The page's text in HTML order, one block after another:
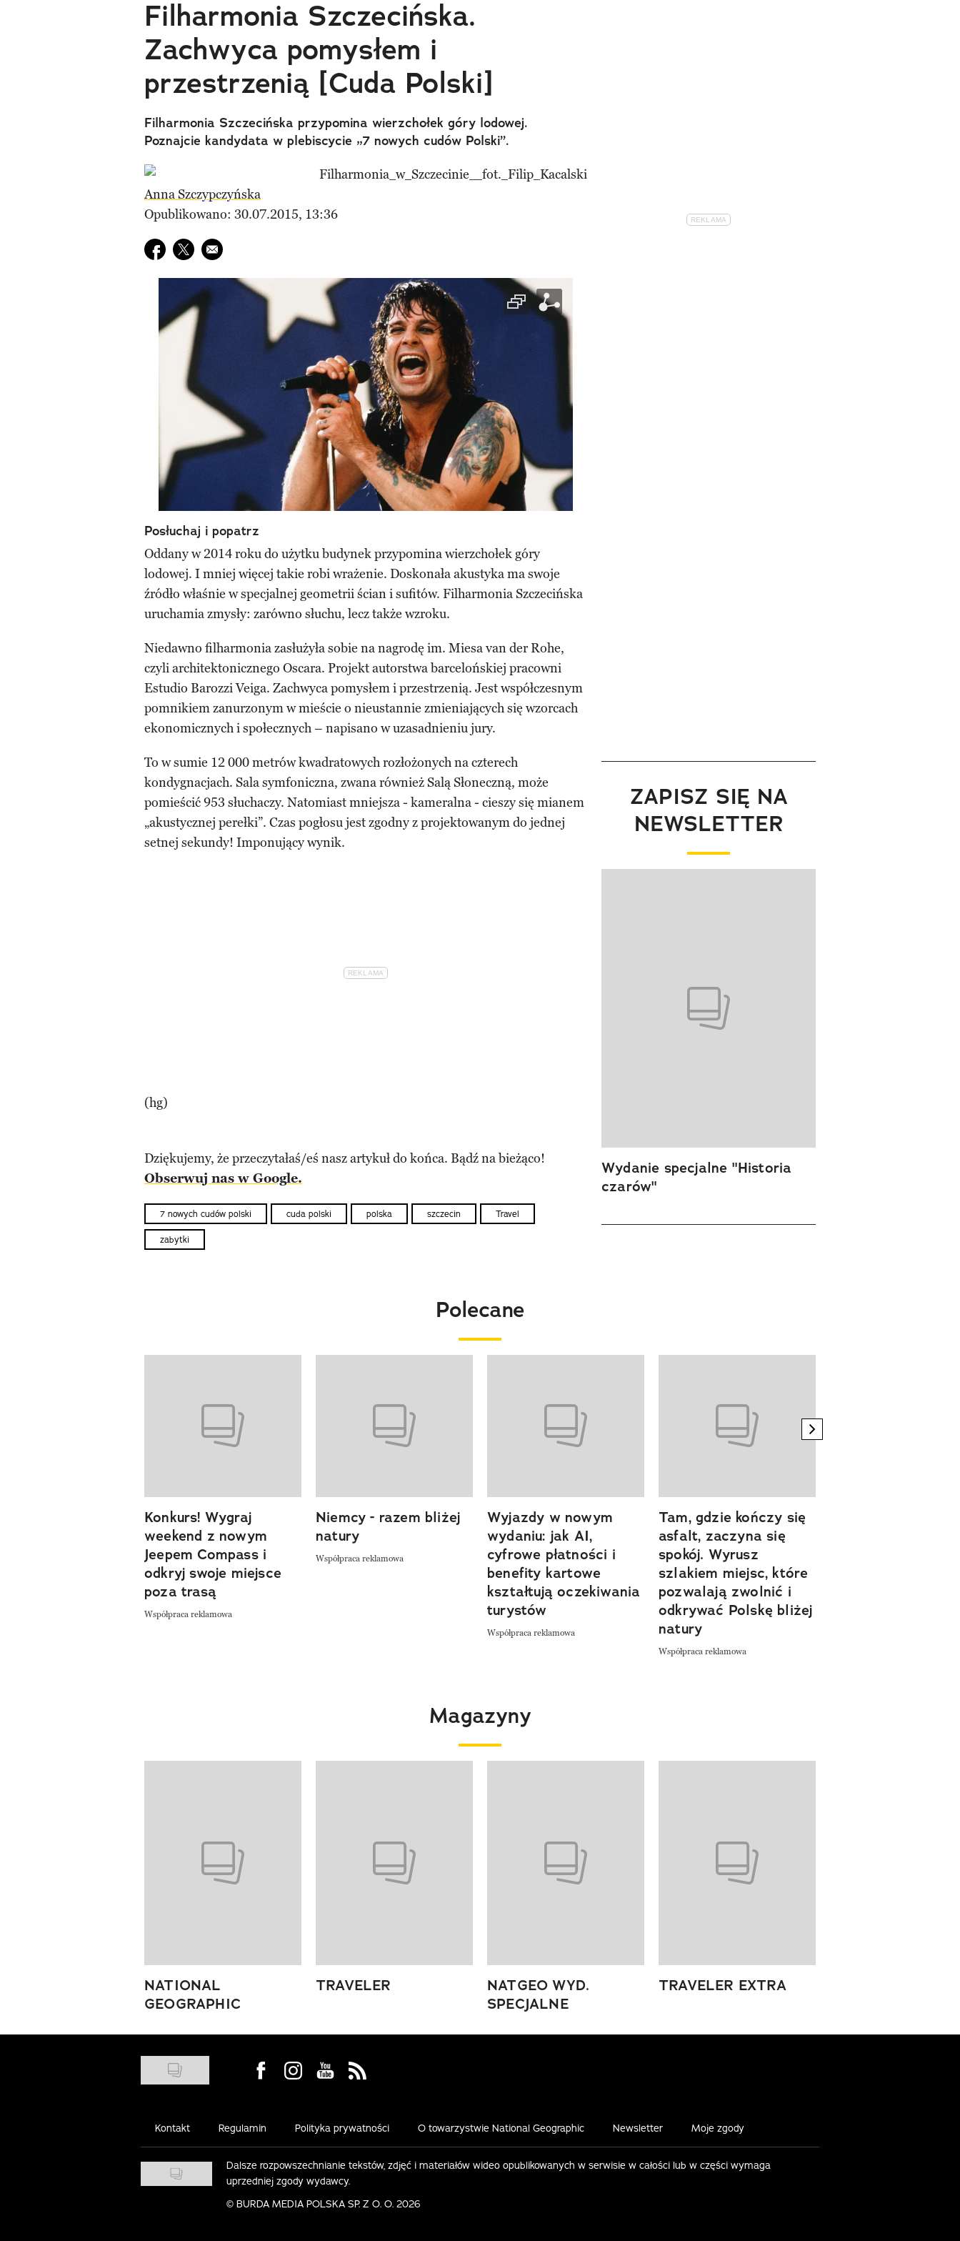
Filharmonia Szczecińska.
Zachwyca pomysłem i
przestrzenią [Cuda Polski]
Filharmonia Szczecińska przypomina wierzchołek góry lodowej.
Poznajcie kandydata w plebiscycie „7 nowych cudów Polski”.
Anna Szczypczyńska
Opublikowano: 30.07.2015, 13:36
Udostępnij na facebook
Udostępnij na twitter
E-mail do przyjaciela
Posłuchaj i popatrz
Oddany w 2014 roku do użytku budynek przypomina wierzchołek góry
lodowej. I mniej więcej takie robi wrażenie. Doskonała akustyka ma swoje
źródło właśnie w specjalnej geometrii ścian i sufitów. Filharmonia Szczecińska
uruchamia zmysły: zarówno słuchu, lecz także wzroku.
Niedawno filharmonia zasłużyła sobie na nagrodę im. Miesa van der Rohe,
czyli architektonicznego Oscara. Projekt autorstwa barcelońskiej pracowni
Estudio Barozzi Veiga. Zachwyca pomysłem i przestrzenią. Jest współczesnym
pomnikiem zanurzonym w mieście o nieustannie zmieniających się wzorcach
ekonomicznych i społecznych – napisano w uzasadnieniu jury.
To w sumie 12 000 metrów kwadratowych rozłożonych na czterech
kondygnacjach. Sala symfoniczna, zwana również Salą Słoneczną, może
pomieścić 953 słuchaczy. Natomiast mniejsza - kameralna - cieszy się mianem
„akustycznej perełki”. Czas pogłosu jest zgodny z projektowanym do jednej
setnej sekundy! Imponujący wynik.
(hg)
Dziękujemy, że przeczytałaś/eś nasz artykuł do końca. Bądź na bieżąco!
Obserwuj nas w Google.
7 nowych cudów polski cuda polski polska szczecin Travel
zabytki
ZAPISZ SIĘ NA
NEWSLETTER
Wydanie specjalne "Historia
czarów"
Polecane
previous element
Konkurs! Wygraj
weekend z nowym
Jeepem Compass i
odkryj swoje miejsce
poza trasą
Współpraca reklamowa
Niemcy - razem bliżej
natury
Współpraca reklamowa
Wyjazdy w nowym
wydaniu: jak AI,
cyfrowe płatności i
benefity kartowe
kształtują oczekiwania
turystów
Współpraca reklamowa
Tam, gdzie kończy się
asfalt, zaczyna się
spokój. Wyrusz
szlakiem miejsc, które
pozwalają zwolnić i
odkrywać Polskę bliżej
natury
Współpraca reklamowa
next element
Magazyny
NATIONAL
GEOGRAPHIC
TRAVELER
NATGEO WYD.
SPECJALNE
TRAVELER EXTRA
Visit us on Facebook
Visit us on Instagram
Visit us on Youtube
Visit us on Rss
Kontakt Regulamin Polityka prywatności O towarzystwie National Geographic Newsletter Moje zgody
Dalsze rozpowszechnianie tekstów, zdjęć i materiałów wideo opublikowanych w serwisie w całości lub w części wymaga
uprzedniej zgody wydawcy.
© BURDA MEDIA POLSKA SP. Z O. O. 2026